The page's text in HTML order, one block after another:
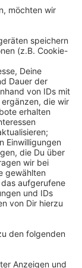
in dieser
verbessere
aus der
und
immer ab.